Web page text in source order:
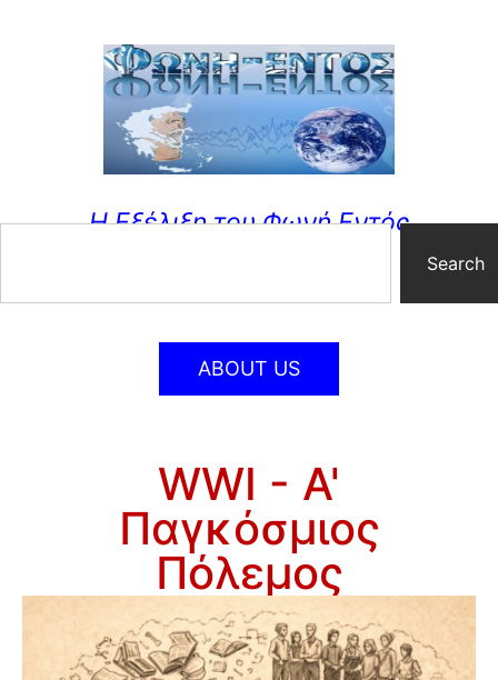
Η Εξέλιξη του Φωνή Εντός
Search
ABOUT US
WWI - A'
Παγκόσμιος
Πόλεμος